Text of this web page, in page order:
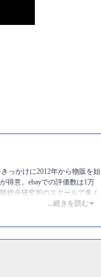
っかけに2012年から物販を始
得意。ebayでの評価数は1万
総合研究所のスクールで多く
...続きを読む